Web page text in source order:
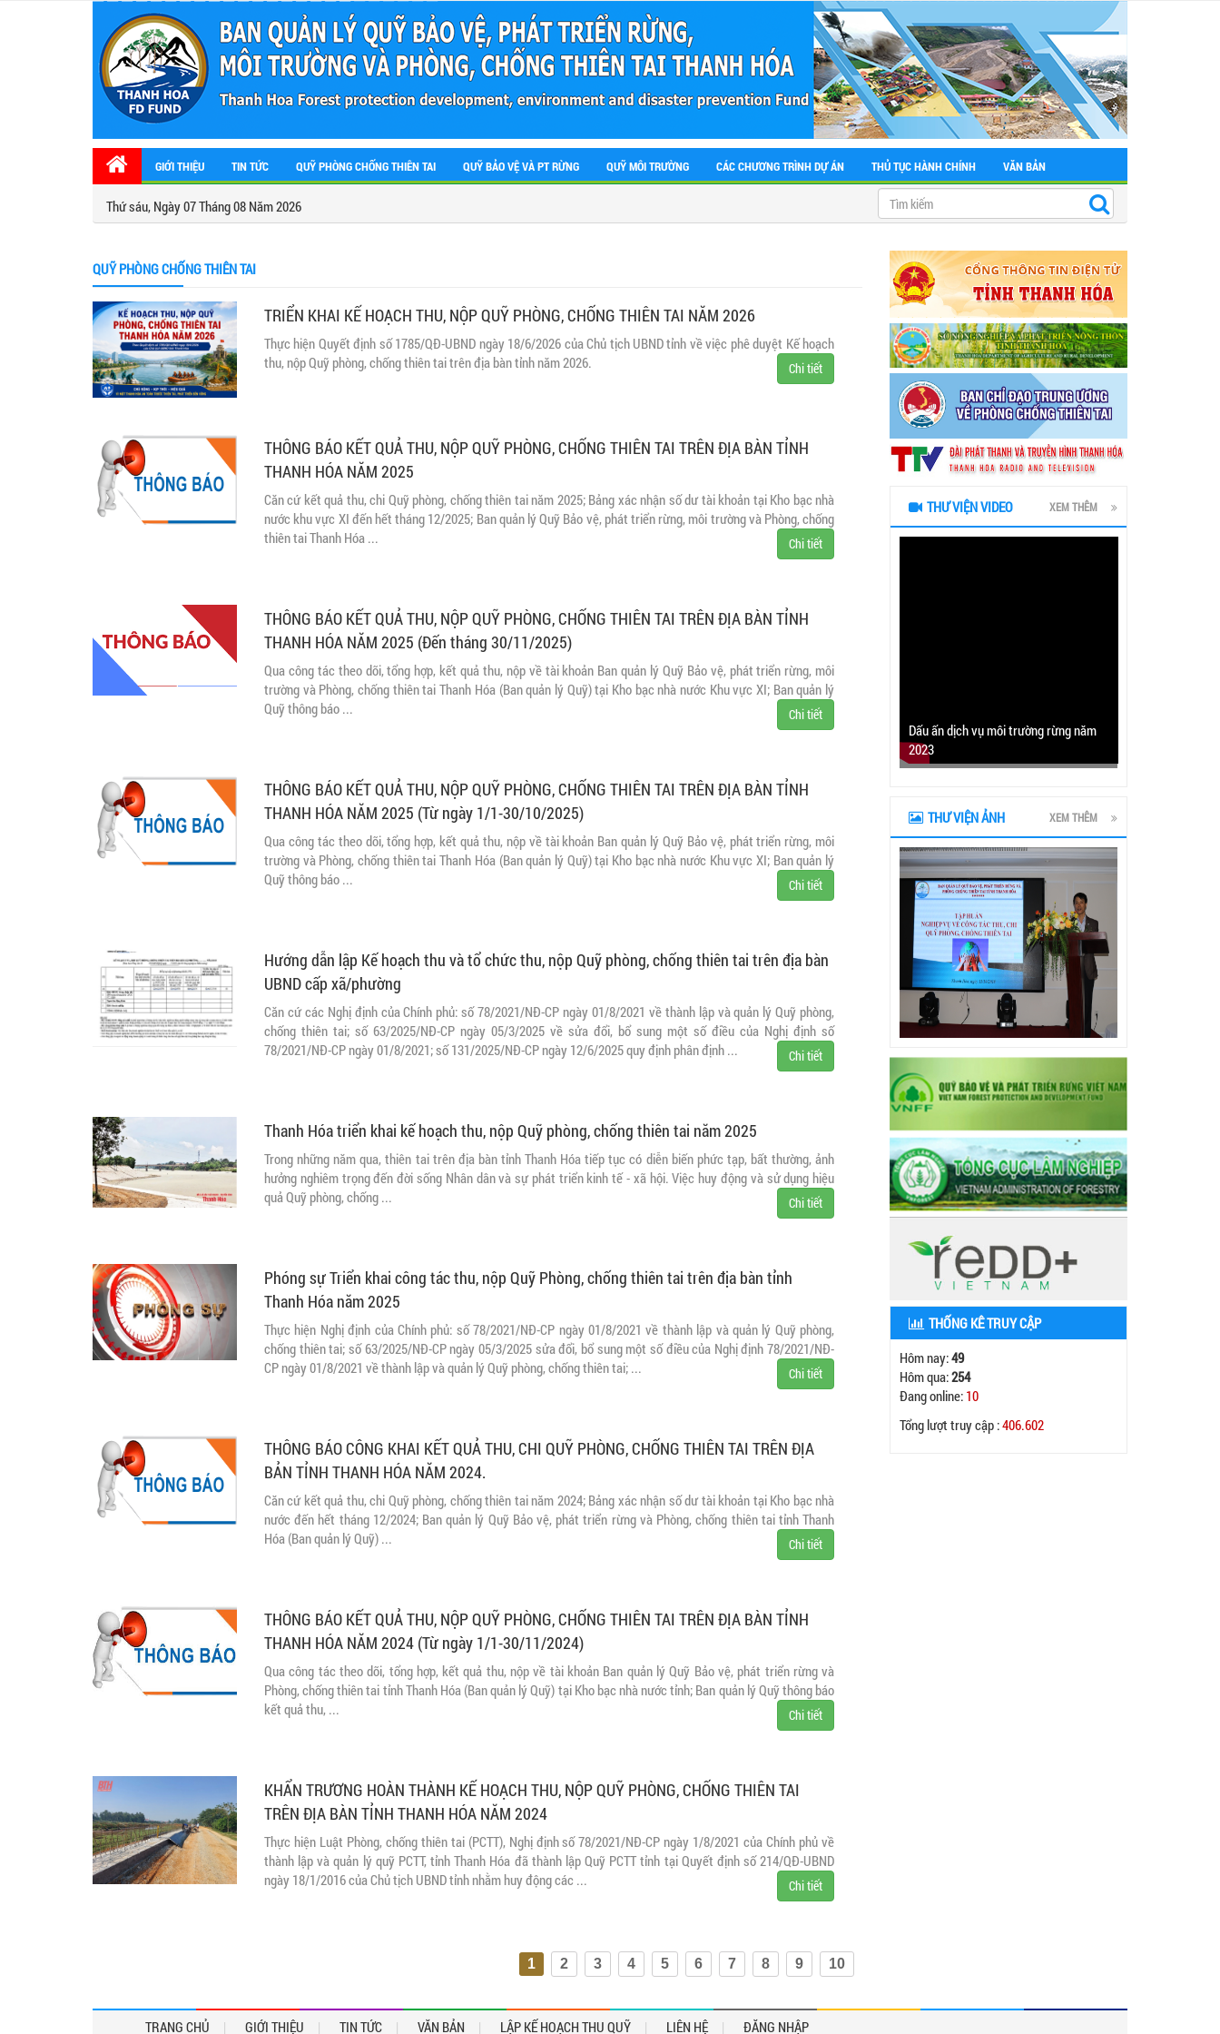
GIỚI THIỆU TIN TỨC QUỸ PHÒNG CHỐNG THIÊN TAI QUỸ BẢO VỆ VÀ PT RỪNG QUỸ MÔI TRƯỜNG CÁC CHƯƠNG TRÌNH DỰ ÁN THỦ TỤC HÀNH CHÍNH VĂN BẢN
Thứ sáu, Ngày 07 Tháng 08 Năm 2026
QUỸ PHÒNG CHỐNG THIÊN TAI
TRIỂN KHAI KẾ HOẠCH THU, NỘP QUỸ PHÒNG, CHỐNG THIÊN TAI NĂM 2026
Thực hiện Quyết định số 1785/QĐ-UBND ngày 18/6/2026 của Chủ tịch UBND tỉnh về việc phê duyệt Kế hoạch
thu, nộp Quỹ phòng, chống thiên tai trên địa bàn tỉnh năm 2026.
Chi tiết
THÔNG BÁO KẾT QUẢ THU, NỘP QUỸ PHÒNG, CHỐNG THIÊN TAI TRÊN ĐỊA BÀN TỈNH
THANH HÓA NĂM 2025
Căn cứ kết quả thu, chi Quỹ phòng, chống thiên tai năm 2025; Bảng xác nhận số dư tài khoản tại Kho bạc nhà
nước khu vực XI đến hết tháng 12/2025; Ban quản lý Quỹ Bảo vệ, phát triển rừng, môi trường và Phòng, chống
thiên tai Thanh Hóa ...
Chi tiết
THÔNG BÁO KẾT QUẢ THU, NỘP QUỸ PHÒNG, CHỐNG THIÊN TAI TRÊN ĐỊA BÀN TỈNH
THANH HÓA NĂM 2025 (Đến tháng 30/11/2025)
Qua công tác theo dõi, tổng hợp, kết quả thu, nộp về tài khoản Ban quản lý Quỹ Bảo vệ, phát triển rừng, môi
trường và Phòng, chống thiên tai Thanh Hóa (Ban quản lý Quỹ) tại Kho bạc nhà nước Khu vực XI; Ban quản lý
Quỹ thông báo ...
Chi tiết
THÔNG BÁO KẾT QUẢ THU, NỘP QUỸ PHÒNG, CHỐNG THIÊN TAI TRÊN ĐỊA BÀN TỈNH
THANH HÓA NĂM 2025 (Từ ngày 1/1-30/10/2025)
Qua công tác theo dõi, tổng hợp, kết quả thu, nộp về tài khoản Ban quản lý Quỹ Bảo vệ, phát triển rừng, môi
trường và Phòng, chống thiên tai Thanh Hóa (Ban quản lý Quỹ) tại Kho bạc nhà nước Khu vực XI; Ban quản lý
Quỹ thông báo ...
Chi tiết
Hướng dẫn lập Kế hoạch thu và tổ chức thu, nộp Quỹ phòng, chống thiên tai trên địa bàn
UBND cấp xã/phường
Căn cứ các Nghị định của Chính phủ: số 78/2021/NĐ-CP ngày 01/8/2021 về thành lập và quản lý Quỹ phòng,
chống thiên tai; số 63/2025/NĐ-CP ngày 05/3/2025 về sửa đổi, bổ sung một số điều của Nghị định số
78/2021/NĐ-CP ngày 01/8/2021; số 131/2025/NĐ-CP ngày 12/6/2025 quy định phân định ...
Chi tiết
Thanh Hóa triển khai kế hoạch thu, nộp Quỹ phòng, chống thiên tai năm 2025
Trong những năm qua, thiên tai trên địa bàn tỉnh Thanh Hóa tiếp tục có diễn biến phức tạp, bất thường, ảnh
hưởng nghiêm trọng đến đời sống Nhân dân và sự phát triển kinh tế - xã hội. Việc huy động và sử dụng hiệu
quả Quỹ phòng, chống ...
Chi tiết
Phóng sự Triển khai công tác thu, nộp Quỹ Phòng, chống thiên tai trên địa bàn tỉnh
Thanh Hóa năm 2025
Thực hiện Nghị định của Chính phủ: số 78/2021/NĐ-CP ngày 01/8/2021 về thành lập và quản lý Quỹ phòng,
chống thiên tai; số 63/2025/NĐ-CP ngày 05/3/2025 sửa đổi, bổ sung một số điều của Nghị định 78/2021/NĐ-
CP ngày 01/8/2021 về thành lập và quản lý Quỹ phòng, chống thiên tai; ...
Chi tiết
THÔNG BÁO CÔNG KHAI KẾT QUẢ THU, CHI QUỸ PHÒNG, CHỐNG THIÊN TAI TRÊN ĐỊA
BẢN TỈNH THANH HÓA NĂM 2024.
Căn cứ kết quả thu, chi Quỹ phòng, chống thiên tai năm 2024; Bảng xác nhận số dư tài khoản tại Kho bạc nhà
nước đến hết tháng 12/2024; Ban quản lý Quỹ Bảo vệ, phát triển rừng và Phòng, chống thiên tai tỉnh Thanh
Hóa (Ban quản lý Quỹ) ...
Chi tiết
THÔNG BÁO KẾT QUẢ THU, NỘP QUỸ PHÒNG, CHỐNG THIÊN TAI TRÊN ĐỊA BÀN TỈNH
THANH HÓA NĂM 2024 (Từ ngày 1/1-30/11/2024)
Qua công tác theo dõi, tổng hợp, kết quả thu, nộp về tài khoản Ban quản lý Quỹ Bảo vệ, phát triển rừng và
Phòng, chống thiên tai tỉnh Thanh Hóa (Ban quản lý Quỹ) tại Kho bạc nhà nước tỉnh; Ban quản lý Quỹ thông báo
kết quả thu, ...
Chi tiết
KHẨN TRƯƠNG HOÀN THÀNH KẾ HOẠCH THU, NỘP QUỸ PHÒNG, CHỐNG THIÊN TAI
TRÊN ĐỊA BÀN TỈNH THANH HÓA NĂM 2024
Thực hiện Luật Phòng, chống thiên tai (PCTT), Nghị định số 78/2021/NĐ-CP ngày 1/8/2021 của Chính phủ về
thành lập và quản lý quỹ PCTT, tỉnh Thanh Hóa đã thành lập Quỹ PCTT tỉnh tại Quyết định số 214/QĐ-UBND
ngày 18/1/2016 của Chủ tịch UBND tỉnh nhằm huy động các ...
Chi tiết
1 2 3 4 5 6 7 8 9 10
THƯ VIỆN VIDEO XEM THÊM
Dấu ấn dịch vụ môi trường rừng năm
2023
THƯ VIỆN ẢNH XEM THÊM
THỐNG KÊ TRUY CẬP
Hôm nay:49
Hôm qua:254
Đang online: 10
Tổng lượt truy cập :406.602
TRANG CHỦ GIỚI THIỆU TIN TỨC VĂN BẢN LẬP KẾ HOẠCH THU QUỸ LIÊN HỆ ĐĂNG NHẬP